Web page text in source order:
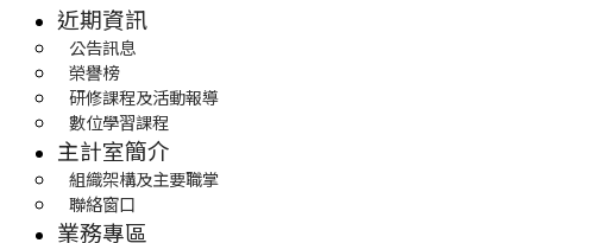
近期資訊
公告訊息
榮譽榜
研修課程及活動報導
數位學習課程
主計室簡介
組織架構及主要職掌
聯絡窗口
業務專區